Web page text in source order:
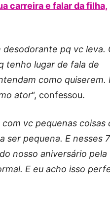
carreira e falar da filha,
pq vc leva.
tenho lugar de fala de
como quiserem.
ator“, confessou.
vc pequenas coisas
ser pequena. E nesses 7
nosso aniversário pela
E eu acho isso